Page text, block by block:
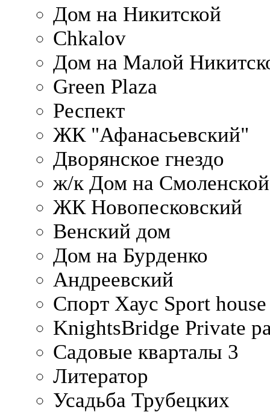
Дом на Никитской
Chkalov
Дом на Малой
Green Plaza
Респект
ЖК "Афанасьевский"
Дворянское гнездо
ж/к Дом на
ЖК Новопесковский
Венский дом
Дом на Бурденко
Андреевский
Спорт Хаус Sport house
KnightsBridge Private
Садовые кварталы 3
Литератор
Усадьба Трубецких